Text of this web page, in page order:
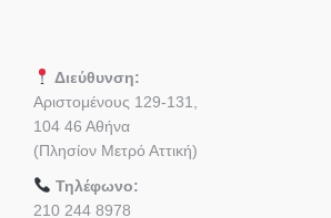
Διεύθυνση:
Αριστομένους 129-131,
104 46 Αθήνα
(Πλησίον Μετρό Αττική)
Τηλέφωνο:
210 244 8978